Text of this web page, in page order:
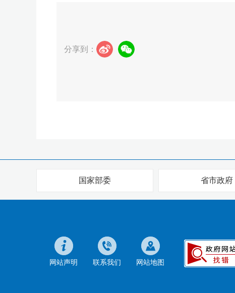
分享到：
国家部委 省市政府
网站声明 联系我们 网站地图